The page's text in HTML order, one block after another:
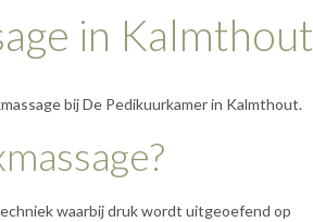
in Kalmthout
bij De Pedikuurkamer in Kalmthout.
waarbij druk wordt uitgeoefend op